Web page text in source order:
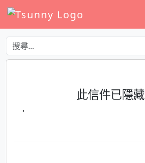
此信件已隱藏
·